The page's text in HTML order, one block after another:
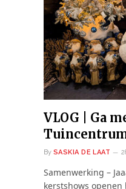
VLOG | Ga
By SASKIA DE LAAT
Samenwerking –
kerstshows